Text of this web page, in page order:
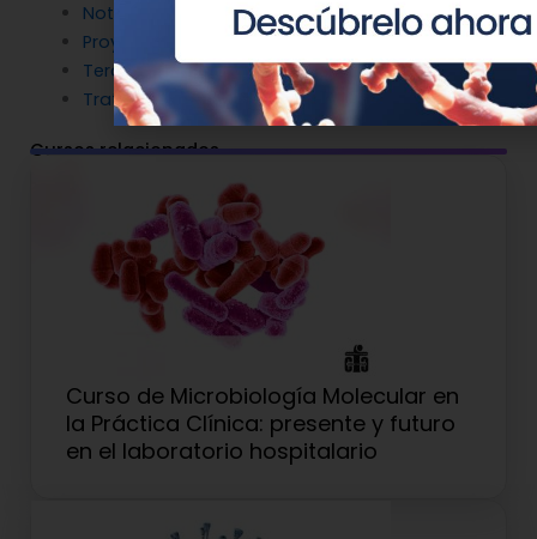
Noticias patrocinadas
Proyectos
Terapia Génica
Tratamientos
Cursos relacionados
Curso de Microbiología Molecular en
la Práctica Clínica: presente y futuro
en el laboratorio hospitalario